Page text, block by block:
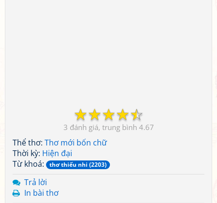
☆
☆
☆
☆
☆
3 4.67
Thể thơ: Thơ mới bốn chữ
Thời kỳ: Hiện đại
Từ khoá:
thơ thiếu nhi (2203)
Trả lời
In bài thơ